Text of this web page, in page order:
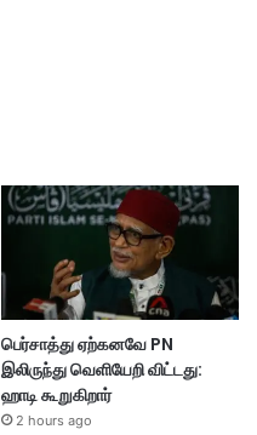
பெர்சாத்து ஏற்கனவே PN
இலிருந்து வெளியேறி விட்டது:
ஹாடி கூறுகிறார்
2 hours ago